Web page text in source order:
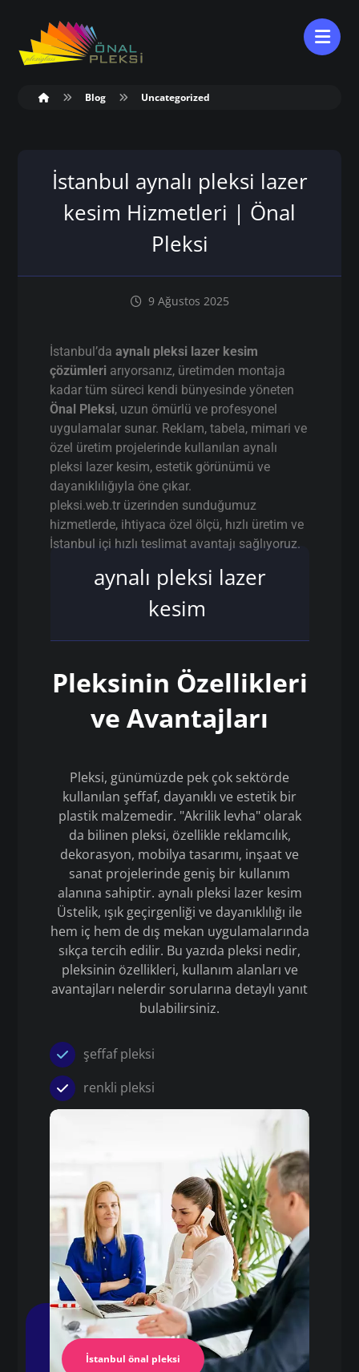
Blog Uncategorized
İstanbul aynalı pleksi lazer
kesim Hizmetleri | Önal
Pleksi
9 Ağustos 2025
İstanbul’daaynalı pleksi lazer kesim
çözümleri arıyorsanız, üretimden montaja
kadar tüm süreci kendi bünyesinde yöneten
Önal Pleksi, uzun ömürlü ve profesyonel
uygulamalar sunar. Reklam, tabela, mimari ve
özel üretim projelerinde kullanılan aynalı
pleksi lazer kesim, estetik görünümü ve
dayanıklılığıyla öne çıkar.
pleksi.web.tr üzerinden sunduğumuz
hizmetlerde, ihtiyaca özel ölçü, hızlı üretim ve
İstanbul içi hızlı teslimat avantajı sağlıyoruz.
İstanbul önal pleksi
aynalı pleksi lazer
kesim
Pleksinin Özellikleri
ve Avantajları
Pleksi, günümüzde pek çok sektörde
kullanılan şeffaf, dayanıklı ve estetik bir
plastik malzemedir. "Akrilik levha" olarak
da bilinen pleksi, özellikle reklamcılık,
dekorasyon, mobilya tasarımı, inşaat ve
sanat projelerinde geniş bir kullanım
alanına sahiptir. aynalı pleksi lazer kesim
Üstelik, ışık geçirgenliği ve dayanıklılığı ile
hem iç hem de dış mekan uygulamalarında
sıkça tercih edilir. Bu yazıda pleksi nedir,
pleksinin özellikleri, kullanım alanları ve
avantajları nelerdir sorularına detaylı yanıt
bulabilirsiniz.
şeffaf pleksi
renkli pleksi
aynalı pleksi lazer kesim
Pleksi Masa
İstanbul Pleksi